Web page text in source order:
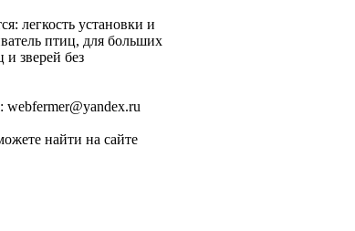
легкость установки и
птиц, для больших
зверей без
найти на сайте